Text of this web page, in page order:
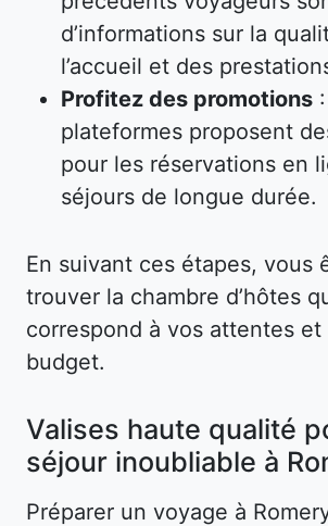
d’informations sur la
l’accueil et des
Profitez des promotions
plateformes proposent
pour les réservations en
séjours de longue durée.
En suivant ces étapes, vous
trouver la chambre d’hôtes
correspond à vos attentes et
budget.
Valises haute qualité
séjour inoubliable à
Préparer un voyage à